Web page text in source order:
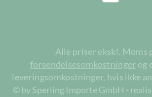
Alle priser ekskl. Moms
forsendelsesomkostninger og
leveringsomkostninger, hvis ikke
© by Sperling Importe GmbH -